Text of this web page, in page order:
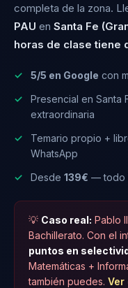
10,572
Telecomunicación
10,520
Administración y
10,415
10,409
Estadística
completa de la zona.
PAU en Santa Fe
horas de clase tiene
5/5 en Google con
Presencial en
extraordinaria
Temario propio +
WhatsApp
Desde 139€ — todo
💡 Caso real: Pablo
Bachillerato. Con el
puntos en
Matemáticas +
también puedes. Ver